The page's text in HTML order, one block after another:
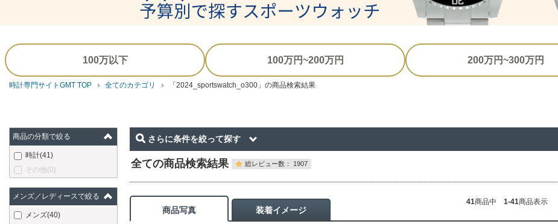
100万以下 100万円~200万円 200万円~300万円
時計専門サイトGMT TOP 全てのカテゴリ 「2024_sportswatch_o300」の商品検索結果
商品の分類で絞る
時計(41)
その他(0)
メンズ／レディースで絞る
メンズ(40)
さらに条件を絞って探す
全ての商品検索結果 総レビュー数： 1907
商品写真 装着イメージ
41商品中 1-41商品表示